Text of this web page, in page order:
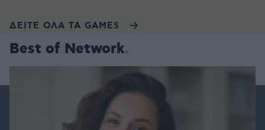
ΔΕΙΤΕ ΟΛΑ ΤΑ GAMES
Best of Network